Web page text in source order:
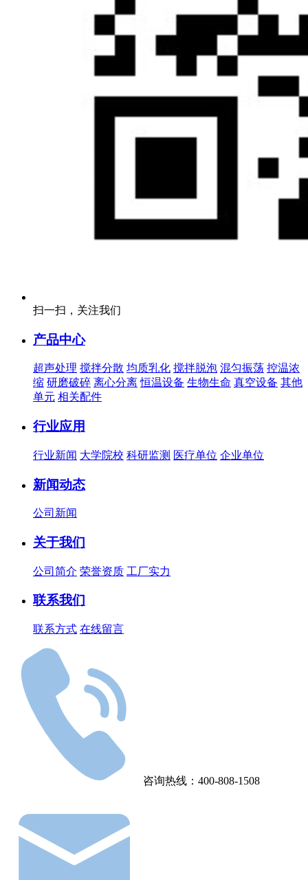
扫一扫，关注我们
产品中心
超声处理 搅拌分散 均质乳化 搅拌脱泡 混匀振荡 控温浓
缩 研磨破碎 离心分离 恒温设备 生物生命 真空设备 其他
单元 相关配件
行业应用
行业新闻 大学院校 科研监测 医疗单位 企业单位
新闻动态
公司新闻
关于我们
公司简介 荣誉资质 工厂实力
联系我们
联系方式 在线留言
咨询热线：400-808-1508